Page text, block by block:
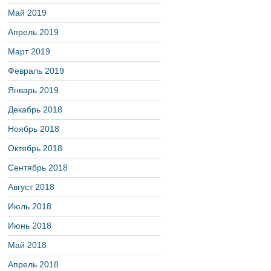
Май 2019
Апрель 2019
Март 2019
Февраль 2019
Январь 2019
Декабрь 2018
Ноябрь 2018
Октябрь 2018
Сентябрь 2018
Август 2018
Июль 2018
Июнь 2018
Май 2018
Апрель 2018